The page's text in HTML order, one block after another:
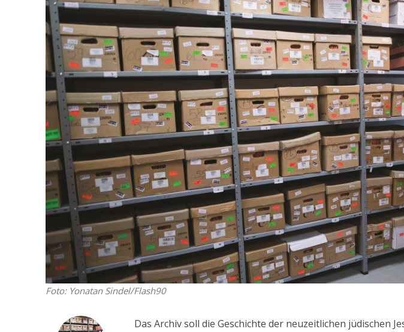
Foto: Yonatan Sindel/Flash90
Das Archiv soll die Geschichte der neuzeitlichen jüdischen
Konflikt
Neue UNICEF-Daten stellen
Hungervorwürfe gegen Israel
infrage